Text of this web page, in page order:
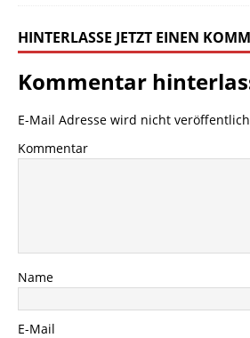
HINTERLASSE JETZT EINEN
Kommentar
E-Mail Adresse wird nicht
Kommentar
Name
E-Mail